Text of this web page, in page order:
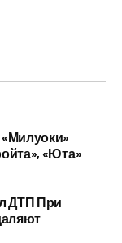
«Юта»
ДТП При